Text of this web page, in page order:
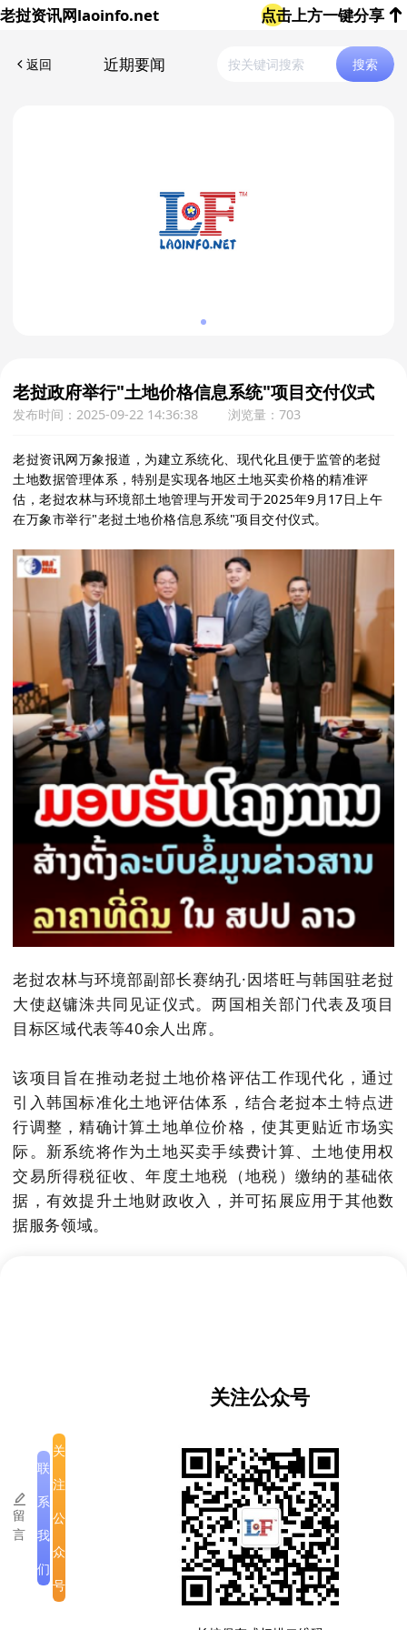
老挝资讯网laoinfo.net 点击上方一键分享
返回 近期要闻 搜索
老挝政府举行"土地价格信息系统"项目交付仪式
发布时间：2025-09-22 14:36:38 浏览量：703
老挝资讯网万象报道，为建立系统化、现代化且便于监管的老挝
土地数据管理体系，特别是实现各地区土地买卖价格的精准评
估，老挝农林与环境部土地管理与开发司于2025年9月17日上午
在万象市举行"老挝土地价格信息系统"项目交付仪式。
老挝农林与环境部副部长赛纳孔·因塔旺与韩国驻老挝
大使赵镛洙共同见证仪式。两国相关部门代表及项目
目标区域代表等40余人出席。
该项目旨在推动老挝土地价格评估工作现代化，通过
引入韩国标准化土地评估体系，结合老挝本土特点进
行调整，精确计算土地单位价格，使其更贴近市场实
际。新系统将作为土地买卖手续费计算、土地使用权
交易所得税征收、年度土地税（地税）缴纳的基础依
据，有效提升土地财政收入，并可拓展应用于其他数
据服务领域。
全面汇报了项目成果，包括当前土地价格状况分析、
数据库建设支持、土地评估模型开发以及土地信息系
统设计。会后双方共同签署了项目移交文件，老挝农
林与环境部土地管理与开发司代表老挝政府，韩国不
动产委员会代表韩方完成交接。
留
言
联
系
我
们
关
注
公
众
号
关注公众号